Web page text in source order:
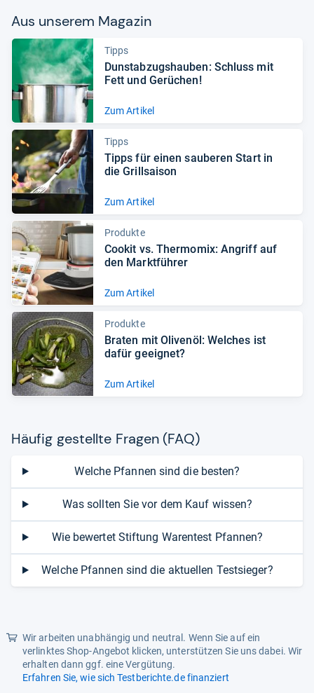
Aus unse­rem Maga­zin
Tipps
Dun­st­ab­zugs­hau­ben: Schluss mit
Fett und Gerü­chen!
Zum Artikel
Tipps
Tipps für einen sau­be­ren Start in
die Grill­sai­son
Zum Artikel
Produkte
Coo­kit vs. Ther­mo­mix: Angriff auf
den Markt­füh­rer
Zum Artikel
Produkte
Bra­ten mit Oli­venöl: Wel­ches ist
dafür geeig­net?
Zum Artikel
Häu­fig gestellte Fra­gen (FAQ)
Welche Pfannen sind die besten?
Was sollten Sie vor dem Kauf wissen?
Wie bewertet Stiftung Warentest Pfannen?
Welche Pfannen sind die aktuellen Testsieger?
Wir arbeiten unabhängig und neutral. Wenn Sie auf ein
verlinktes Shop-Angebot klicken, unterstützen Sie uns dabei. Wir
erhalten dann ggf. eine Vergütung.
Erfahren Sie, wie sich Testberichte.de finanziert